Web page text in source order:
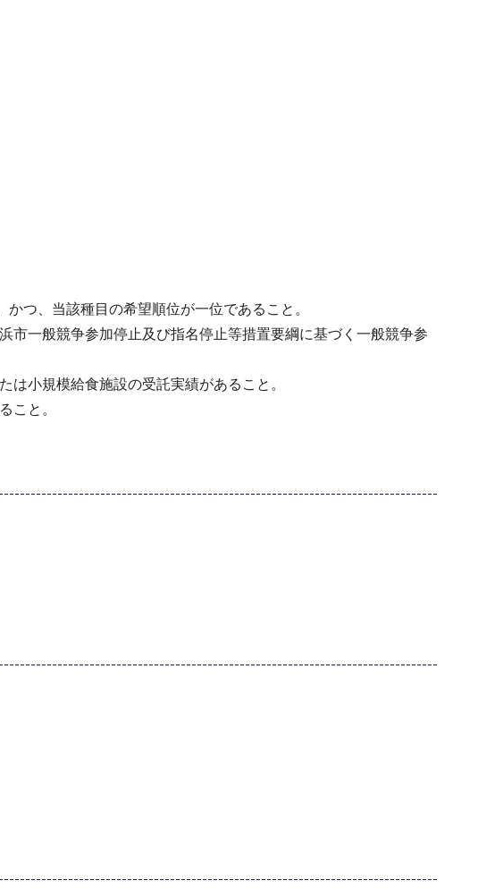
つ、当該種目の希望順位が一位であること。
一般競争参加停止及び指名停止等措置要綱に基づく一般競争参
小規模給食施設の受託実績があること。
こと。